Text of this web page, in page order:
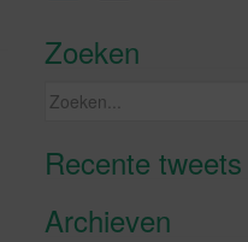
Zoeken
Zoeken
Recente tweets
Klik om
Archieven